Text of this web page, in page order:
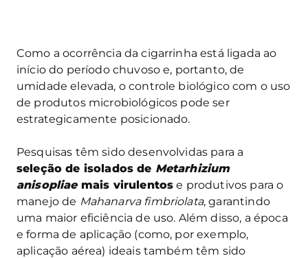
Como a ocorrência da cigarrinha está ligada ao
início do período chuvoso e, portanto, de
umidade elevada, o controle biológico com o uso
de produtos microbiológicos pode ser
estrategicamente posicionado.
Pesquisas têm sido desenvolvidas para a
seleção de isolados de Metarhizium
anisopliaemais virulentos e produtivos para o
manejo de Mahanarva fimbriolata, garantindo
uma maior eficiência de uso. Além disso, a época
e forma de aplicação (como, por exemplo,
aplicação aérea) ideais também têm sido